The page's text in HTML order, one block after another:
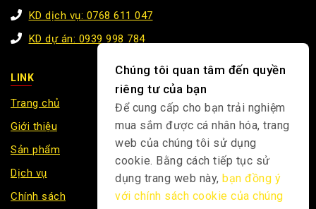
TIN TỨC|
Hoạt động 20/10 và sinh nhật quý 4 gắn kết tại
Chúng tôi quan tâm đến quyền
riêng tư của bạn
Để cung cấp cho bạn trải nghiệm
mua sắm được cá nhân hóa, trang
web của chúng tôi sử dụng
cookie. Bằng cách tiếp tục sử
dụng trang web này, bạn đồng ý
với chính sách cookie của chúng